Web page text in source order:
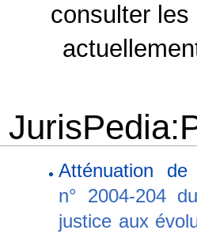
consulter les
Atténuation
n° 2004-204
justice aux